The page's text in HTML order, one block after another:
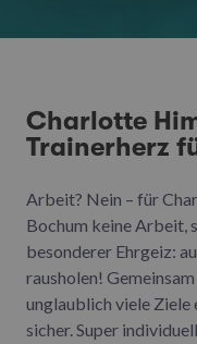
Charlotte
Trainerherz
Arbeit? Nein – für
Bochum keine Arbeit,
besonderer Ehrgeiz:
rausholen!
unglaublich viele
sicher. Super